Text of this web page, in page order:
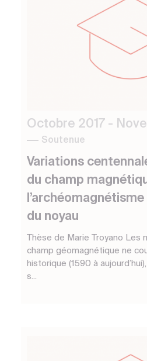
Octobre 2017 -
Soutenue
Variations
du champ
du noyau
Thèse de Marie Troyano Les
champ géomagnétique ne
historique (1590 à
s...